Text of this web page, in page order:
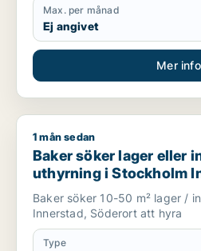
Max. per månad
Ej angivet
Mer info
Baker söker lager eller
1 mån sedan
Baker söker lager eller
uthyrning i Stockholm
Söderort
Baker söker 10-50 m² lager /
Innerstad, Söderort att hyra
Type